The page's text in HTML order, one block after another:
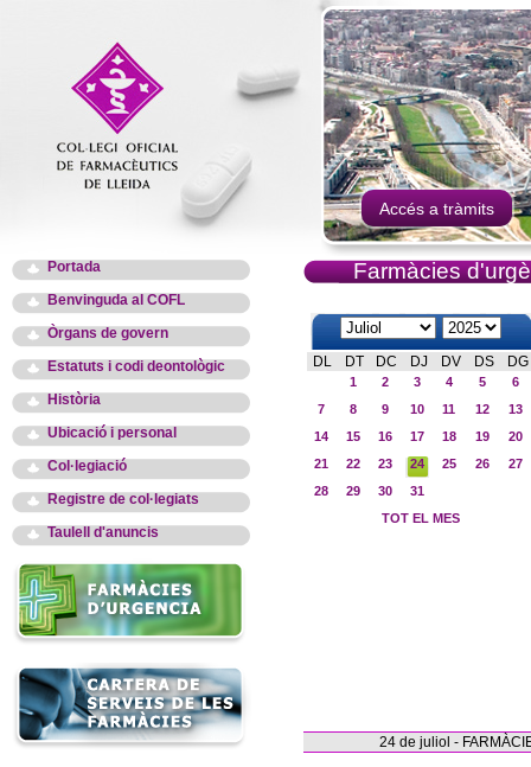
Accés a tràmits
Portada
Benvinguda al COFL
Òrgans de govern
Estatuts i codi deontològic
Història
Ubicació i personal
Col·legiació
Registre de col·legiats
Taulell d'anuncis
Farmàcies
DL DT DC DJ DV DS DG
1 2 3 4 5
6
7
8 9 10 11 12
13
14
15 16 17 18 19
20
21
22 23 24 25 26
27
28
29 30
31
TOT EL MES
24 de juliol -